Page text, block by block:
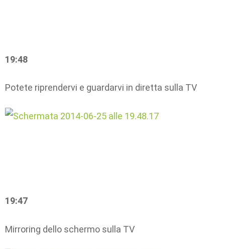
19:48
Potete riprendervi e guardarvi in diretta sulla TV
19:47
Mirroring dello schermo sulla TV